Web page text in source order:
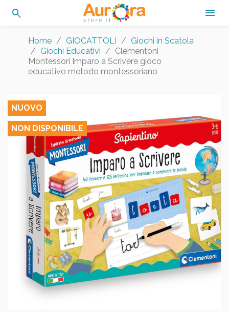
search 
Home GIOCATTOLI
Giochi in Scatola
Giochi Educativi
Clementoni
Montessori Imparo a Scrivere gioco
educativo metodo montessoriano
NUOVO
NON DISPONIBILE